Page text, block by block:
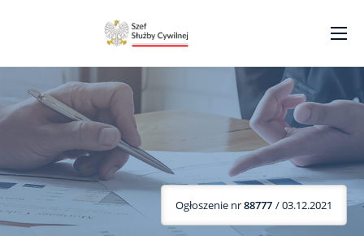
Ogłoszenie nr88777 / 03.12.2021